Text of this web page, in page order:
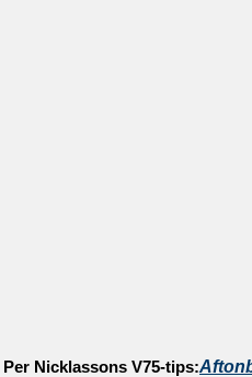
Per Nicklassons V75-tips: